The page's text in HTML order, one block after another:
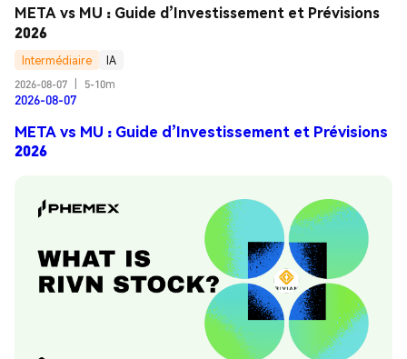
META vs MU : Guide d’Investissement et Prévisions
2026
Intermédiaire
IA
2026-08-07
5-10m
2026-08-07
META vs MU : Guide d’Investissement et Prévisions
2026